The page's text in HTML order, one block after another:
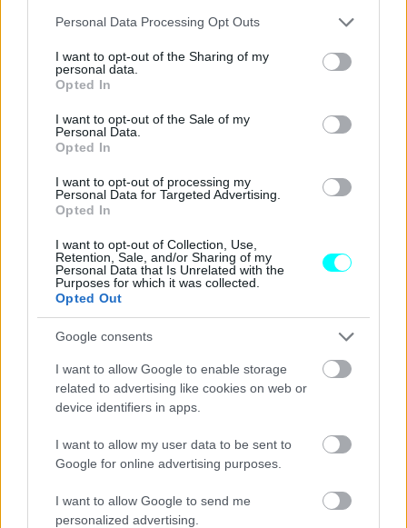
Please note that this website/app uses one or more Google
not limited to your visit or usage behaviour. You may click to
grant or deny consent to Google and its third-party tags to
use your data for below specified purposes in below Google
consent section.
Personal Data Processing Opt Outs
I want to opt-out of the Sharing of my
personal data.
Opted In
I want to opt-out of the Sale of my
Personal Data.
Opted In
I want to opt-out of processing my
Personal Data for Targeted Advertising.
Opted In
I want to opt-out of Collection, Use,
Retention, Sale, and/or Sharing of my
Personal Data that Is Unrelated with the
Purposes for which it was collected.
Opted Out
Google consents
I want to allow Google to enable storage
related to advertising like cookies on web or
device identifiers in apps.
I want to allow my user data to be sent to
Google for online advertising purposes.
I want to allow Google to send me
personalized advertising.
υβριδική μηχανή.Έχει να γευτεί τη χαρά της νίκης από
το 2019 και ενός τίτλου από το 2008